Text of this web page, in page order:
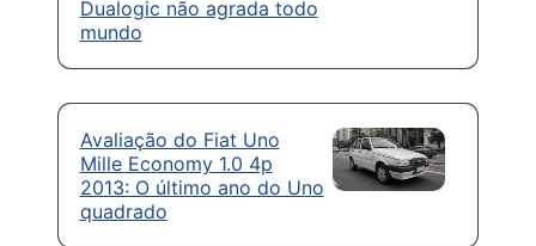
Dualogic não agrada todo
mundo
Avaliação do Fiat Uno
Mille Economy 1.0 4p
2013: O último ano do Uno
quadrado